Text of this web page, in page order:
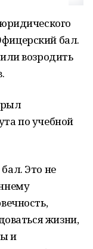
бал.
возродить
по учебной
Это не
жизни,
и